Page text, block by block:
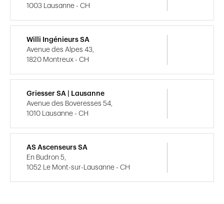
1003 Lausanne - CH
Willi Ingénieurs SA
Avenue des Alpes 43,
1820 Montreux - CH
Griesser SA | Lausanne
Avenue des Boveresses 54,
1010 Lausanne - CH
AS Ascenseurs SA
En Budron 5,
1052 Le Mont-sur-Lausanne - CH